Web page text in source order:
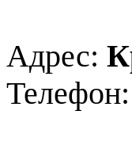
Адрес:
Телефон: